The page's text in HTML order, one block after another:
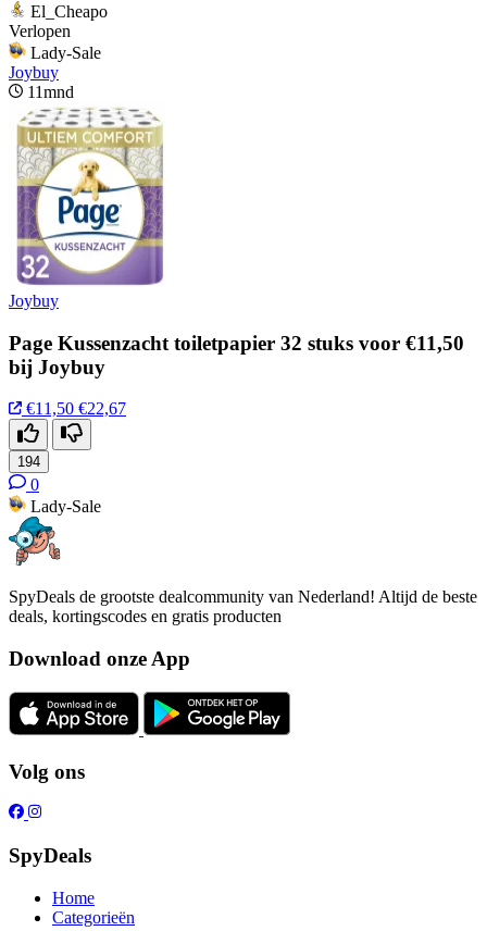
El_Cheapo
Verlopen
Lady-Sale
Joybuy
11mnd
Joybuy
Page Kussenzacht toiletpapier 32 stuks voor €11,50
bij Joybuy
€11,50 €22,67
194
0
Lady-Sale
SpyDeals de grootste dealcommunity van Nederland! Altijd de beste
deals, kortingscodes en gratis producten
Download onze App
Volg ons
SpyDeals
Home
Categorieën